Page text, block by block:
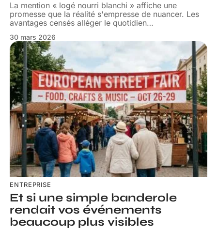
La mention « logé nourri blanchi » affiche une
promesse que la réalité s'empresse de nuancer. Les
avantages censés alléger le quotidien…
30 mars 2026
ENTREPRISE
Et si une simple banderole
rendait vos événements
beaucoup plus visibles